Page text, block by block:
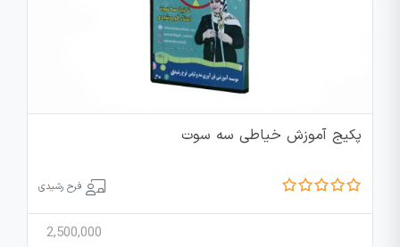
پکیج آموزش خیاطی سه سوت
فرح رشیدی
2,500,000